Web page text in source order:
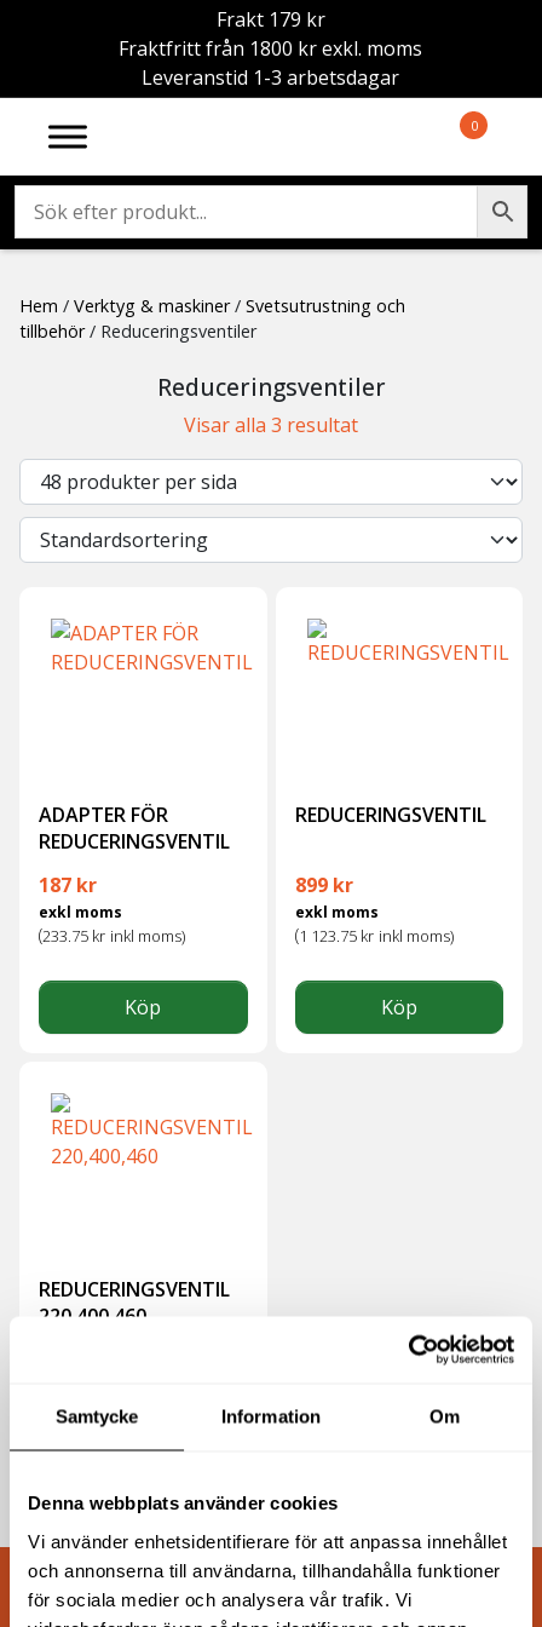
Samtycke Information Om
Denna webbplats använder cookies
Vi använder enhetsidentifierare för att anpassa innehållet
och annonserna till användarna, tillhandahålla funktioner
för sociala medier och analysera vår trafik. Vi
Frakt 179 kr
Fraktfritt från 1800 kr exkl. moms
Leveranstid 1-3 arbetsdagar
0
Hem / Verktyg & maskiner/ Svetsutrustning och
tillbehör/ Reduceringsventiler
Reduceringsventiler
Visar alla 3 resultat
ADAPTER FÖR
REDUCERINGSVENTIL
187 kr
exkl moms
(233.75 kr inkl moms)
Köp
REDUCERINGSVENTIL
899 kr
exkl moms
(1 123.75 kr inkl moms)
Köp
REDUCERINGSVENTIL
220,400,460
1 791.25kr inkl moms)